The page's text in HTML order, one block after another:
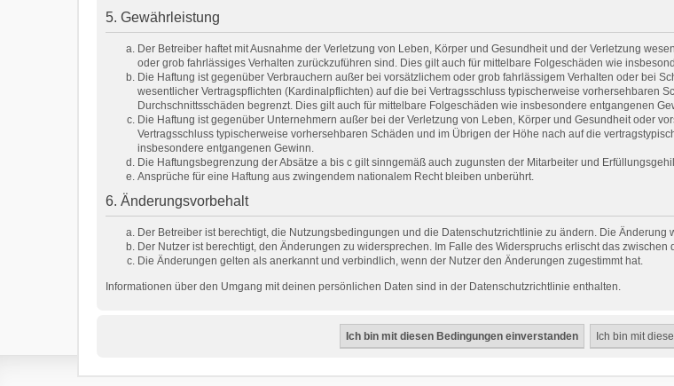
5. Gewährleistung
Der Betreiber haftet mit Ausnahme der Verletzung von Leben, Körper und Gesundheit und der Verletzung
oder grob fahrlässiges Verhalten zurückzuführen sind. Dies gilt auch für mittelbare Folgeschäden wie
Die Haftung ist gegenüber Verbrauchern außer bei vorsätzlichem oder grob fahrlässigem Verhalten oder bei
wesentlicher Vertragspflichten (Kardinalpflichten) auf die bei Vertragsschluss typischerweise vorhersehbaren
Durchschnittsschäden begrenzt. Dies gilt auch für mittelbare Folgeschäden wie insbesondere entgangenen
Die Haftung ist gegenüber Unternehmern außer bei der Verletzung von Leben, Körper und Gesundheit oder
Vertragsschluss typischerweise vorhersehbaren Schäden und im Übrigen der Höhe nach auf die
insbesondere entgangenen Gewinn.
Die Haftungsbegrenzung der Absätze a bis c gilt sinngemäß auch zugunsten der Mitarbeiter und
Ansprüche für eine Haftung aus zwingendem nationalem Recht bleiben unberührt.
6. Änderungsvorbehalt
Der Betreiber ist berechtigt, die Nutzungsbedingungen und die Datenschutzrichtlinie zu ändern. Die Änderung
Der Nutzer ist berechtigt, den Änderungen zu widersprechen. Im Falle des Widerspruchs erlischt das
Die Änderungen gelten als anerkannt und verbindlich, wenn der Nutzer den Änderungen zugestimmt hat.
Informationen über den Umgang mit deinen persönlichen Daten sind in der Datenschutzrichtlinie enthalten.